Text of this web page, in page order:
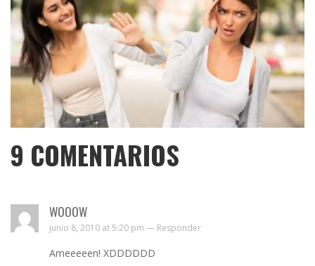
9 COMENTARIOS
WOOOW
junio 8, 2010 at 5:20 pm — Responder
Ameeeeen! XDDDDDD